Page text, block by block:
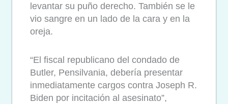
levantar su puño derecho. También se le
vio sangre en un lado de la cara y en la
oreja.
“El fiscal republicano del condado de
Butler, Pensilvania, debería presentar
inmediatamente cargos contra Joseph R.
Biden por incitación al asesinato”,